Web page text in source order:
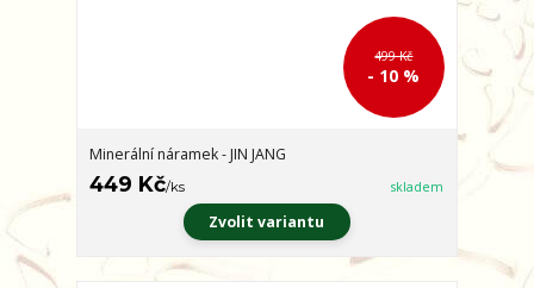
499 Kč
- 10 %
Minerální náramek - JIN JANG
449 Kč/ks skladem
Zvolit variantu